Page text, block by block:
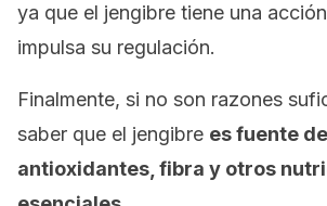
ya que el jengibre tiene una
impulsa su regulación.
Finalmente, si no son razones
saber que el jengibre es fuente de
antioxidantes, fibra y otros